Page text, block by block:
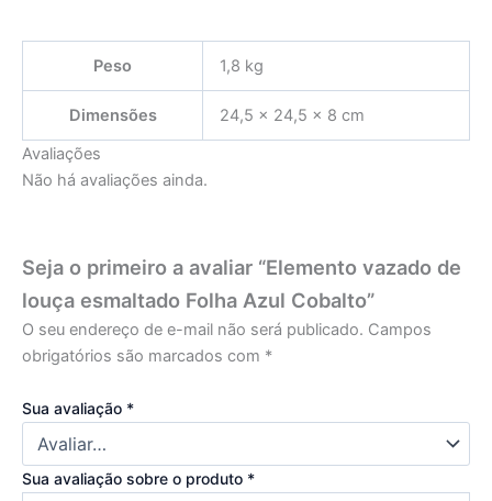
Peso 1,8 kg
Dimensões
24,5 × 24,5 × 8 cm
Avaliações
Não há avaliações ainda.
Seja o primeiro a avaliar “Elemento vazado de
louça esmaltado Folha Azul Cobalto”
O seu endereço de e-mail não será publicado. Campos
obrigatórios são marcados com *
Sua avaliação *
Sua avaliação sobre o produto *